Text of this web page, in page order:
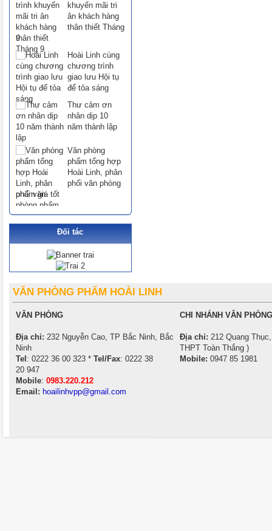
khuyến mãi tri
ân khách hàng
thân thiết Tháng
9
Hoài Linh cùng
chương trình
giao lưu Hội tụ
để tỏa sáng
Thư cảm ơn
nhân dịp 10
năm thành lập
Văn phòng
phẩm tổng hợp
Hoài Linh, phân
phối văn phòng
phẩm giá tốt
Đối tác
VĂN PHÒNG PHẨM HOÀI LINH
VĂN PHÒNG
Địa chỉ: 232 Nguyễn Cao, TP Bắc Ninh, Bắc
Ninh
Tel : 0222 36 00 323 * Tel/Fax: 0222 38
20 947
Mobile: 0983.220.212
Email: hoailinhvpp@gmail.com
CHI NHÁNH VĂN
Địa chỉ: 212 Quang
THPT Toàn Thắng )
Mobile: 0947 85 1981